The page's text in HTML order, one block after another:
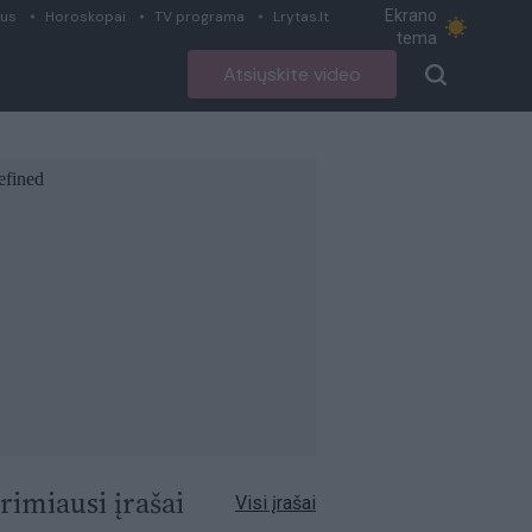
Horoskopai TV programa Lrytas.lt
Ekrano
tema
Atsiųskite video
įrašai Visi įrašai